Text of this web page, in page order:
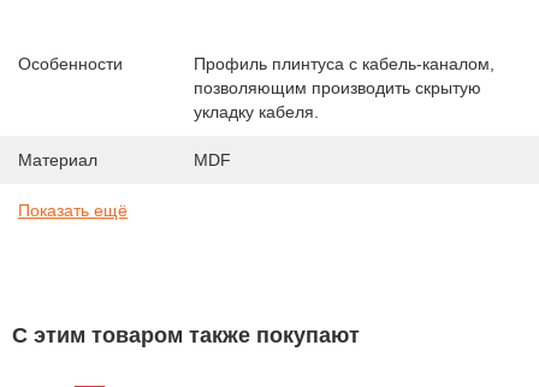
Особенности
Профиль плинтуса с кабель-каналом,
позволяющим производить скрытую
укладку кабеля.
Материал MDF
Показать ещё
С этим товаром также покупают